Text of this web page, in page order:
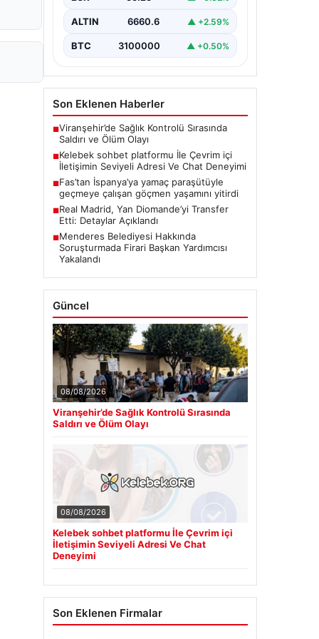
bir tarzda bağlantı oluşturması kritik
Halen…
ALTIN 6660.6 ▲ +2.59%
BTC 3100000 ▲ +0.50%
Son Eklenen Haberler
■Viranşehir’de Sağlık Kontrolü Sırasında
Saldırı ve Ölüm Olayı
■Kelebek sohbet platformu İle Çevrim içi
İletişimin Seviyeli Adresi Ve Chat Deneyimi
■Fas’tan İspanya’ya yamaç paraşütüyle
geçmeye çalışan göçmen yaşamını yitirdi
■Real Madrid, Yan Diomande’yi Transfer
Etti: Detaylar Açıklandı
■Menderes Belediyesi Hakkında
Soruşturmada Firari Başkan Yardımcısı
Yakalandı
Güncel
08/08/2026
Viranşehir’de Sağlık Kontrolü Sırasında
Saldırı ve Ölüm Olayı
08/08/2026
Kelebek sohbet platformu İle Çevrim içi
İletişimin Seviyeli Adresi Ve Chat
Deneyimi
Son Eklenen Firmalar